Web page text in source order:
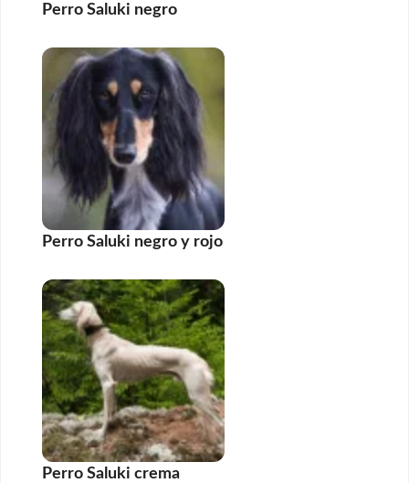
Perro Saluki negro
Perro Saluki negro y rojo
Perro Saluki crema